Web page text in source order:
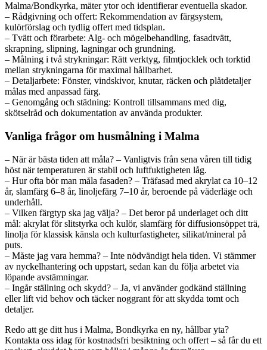
Malma/Bondkyrka, mäter ytor och identifierar eventuella skador.
– Rådgivning och offert: Rekommendation av färgsystem,
kulörförslag och tydlig offert med tidsplan.
– Tvätt och förarbete: Alg- och mögelbehandling, fasadtvätt,
skrapning, slipning, lagningar och grundning.
– Målning i två strykningar: Rätt verktyg, filmtjocklek och torktid
mellan strykningarna för maximal hållbarhet.
– Detaljarbete: Fönster, vindskivor, knutar, räcken och plåtdetaljer
målas med anpassad färg.
– Genomgång och städning: Kontroll tillsammans med dig,
skötselråd och dokumentation av använda produkter.
Vanliga frågor om husmålning i Malma
– När är bästa tiden att måla? – Vanligtvis från sena våren till tidig
höst när temperaturen är stabil och luftfuktigheten låg.
– Hur ofta bör man måla fasaden? – Träfasad med akrylat ca 10–12
år, slamfärg 6–8 år, linoljefärg 7–10 år, beroende på väderläge och
underhåll.
– Vilken färgtyp ska jag välja? – Det beror på underlaget och ditt
mål: akrylat för slitstyrka och kulör, slamfärg för diffusionsöppet trä,
linolja för klassisk känsla och kulturfastigheter, silikat/mineral på
puts.
– Måste jag vara hemma? – Inte nödvändigt hela tiden. Vi stämmer
av nyckelhantering och uppstart, sedan kan du följa arbetet via
löpande avstämningar.
– Ingår ställning och skydd? – Ja, vi använder godkänd ställning
eller lift vid behov och täcker noggrant för att skydda tomt och
detaljer.
Redo att ge ditt hus i Malma, Bondkyrka en ny, hållbar yta?
Kontakta oss idag för kostnadsfri besiktning och offert – så får du ett